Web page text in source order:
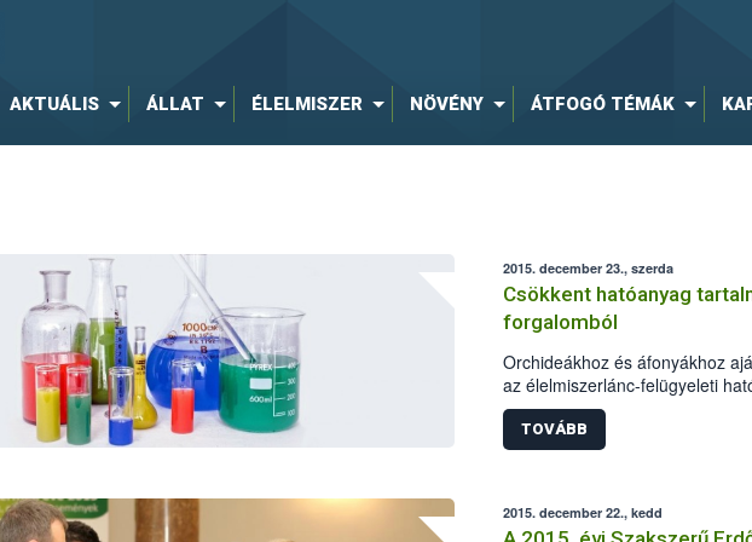
AKTUÁLIS ÁLLAT ÉLELMISZER NÖVÉNY ÁTFOGÓ TÉMÁK
2015. december 23., szerda
Csökkent hatóanyag
forgalomból
Orchideákhoz és áfonyákhoz
az élelmiszerlánc-felügyeleti
biztonsági Hivatal (NÉBIH)
magnézium tartalma 2%
tartalmú Garri tápoldatok
kereskedelmi gyakorlat
TOVÁBB
2015. december 22., kedd